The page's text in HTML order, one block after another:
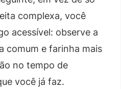
complexa, você
acessível: observe a
comum e farinha mais
no tempo de
você já faz.